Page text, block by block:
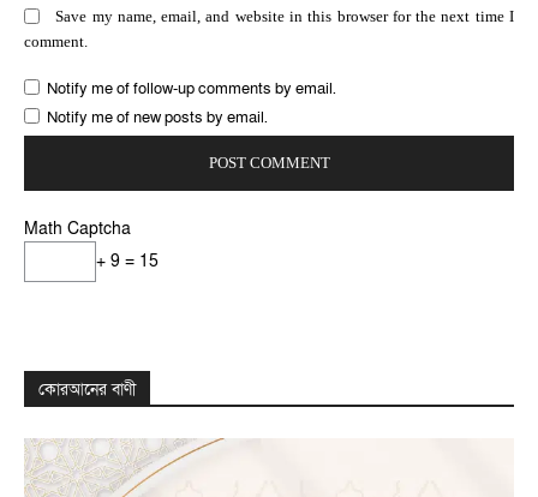
Save my name, email, and website in this browser for the next time I
comment.
Notify me of follow-up comments by email.
Notify me of new posts by email.
Math Captcha
+ 9 = 15
কোরআনের বাণী